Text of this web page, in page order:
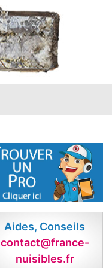
Aides, Conseils
contact@france-
nuisibles.fr